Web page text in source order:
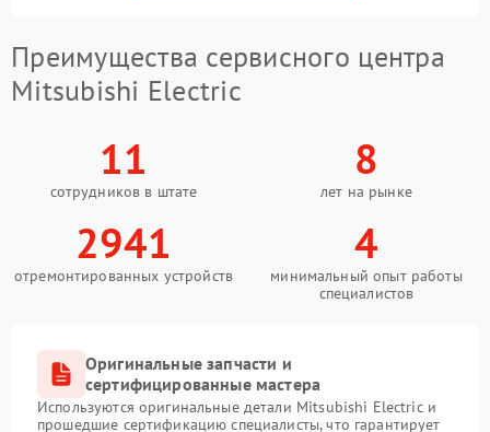
Преимущества сервисного центра
Mitsubishi Electric
11
сотрудников в штате
8
лет на рынке
2941
отремонтированных устройств
4
минимальный опыт работы
специалистов
Оригинальные запчасти и
сертифицированные мастера
Используются оригинальные детали Mitsubishi Electric и
прошедшие сертификацию специалисты, что гарантирует